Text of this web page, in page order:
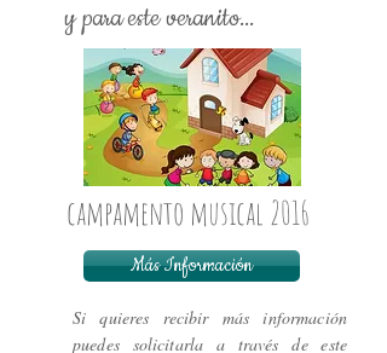
y para este veranito...
campamento musical 2016
Más Información
Si quieres recibir más información
puedes solicitarla a través de este